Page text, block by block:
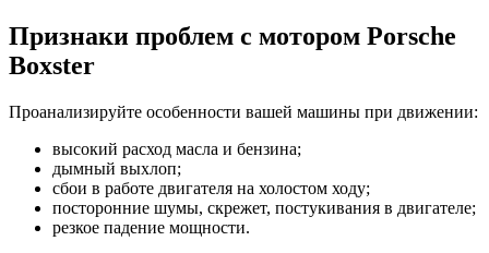
Признаки проблем с мотором Porsche
Boxster
Проанализируйте особенности вашей машины при движении:
высокий расход масла и бензина;
дымный выхлоп;
сбои в работе двигателя на холостом ходу;
посторонние шумы, скрежет, постукивания в двигателе;
резкое падение мощности.